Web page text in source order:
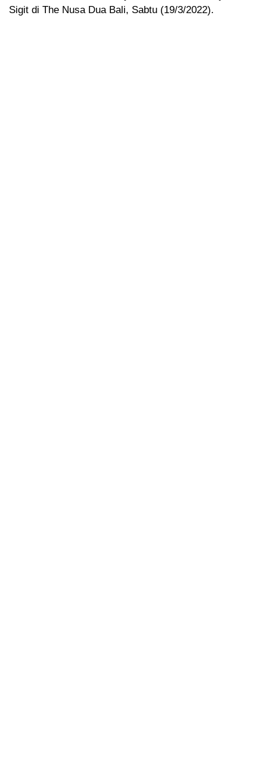
Sigit di The Nusa Dua Bali, Sabtu (19/3/2022).